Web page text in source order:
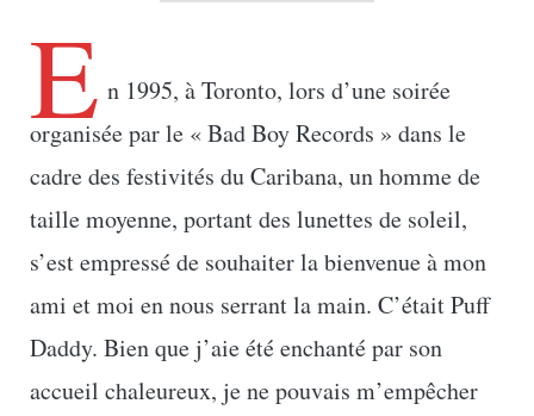
E n 1995, à Toronto, lors d’une soirée
organisée par le « Bad Boy Records » dans le
cadre des festivités du Caribana, un homme de
taille moyenne, portant des lunettes de soleil,
s’est empressé de souhaiter la bienvenue à mon
ami et moi en nous serrant la main. C’était Puff
Daddy. Bien que j’aie été enchanté par son
accueil chaleureux, je ne pouvais m’empêcher